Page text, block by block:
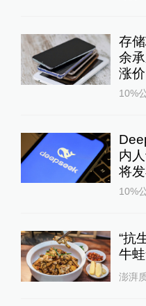
存
余
涨
10%
内
将
10%
“抗
牛
澎湃